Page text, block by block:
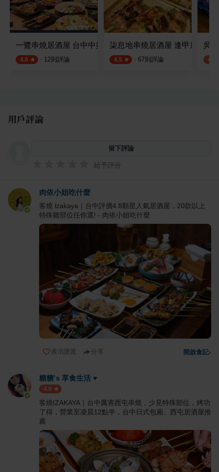
一鷺串燒居酒屋 台中中興店
4.6 · 12則評論
柒息地串燒居酒屋 逢甲店
4.5 · 67則評論
吳
4.1
用戶評論
留下評論
給予評分
肉依小姐吃什麼
客燒 lzakaya｜台中評價4.8顆星人氣居酒屋，20款以上
特殊雞部位任你選! - 肉依小姐吃什麼
表示讚賞 分享 開啟食記›
糖糖's 享食生活 ♥
4.0
客燒IZAKAYA｜台中厲害西屯串燒，少見特殊部位，烤功
了得，營業至凌晨12點半，台中日式包廂、西屯居酒屋推
薦